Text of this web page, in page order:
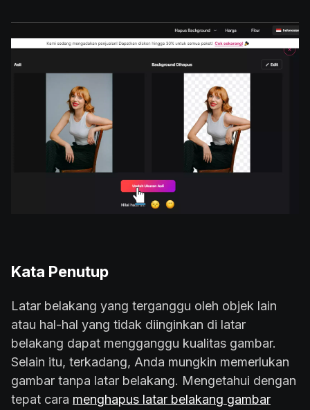
Kata Penutup
Latar belakang yang terganggu oleh objek lain
atau hal-hal yang tidak diinginkan di latar
belakang dapat mengganggu kualitas gambar.
Selain itu, terkadang, Anda mungkin memerlukan
gambar tanpa latar belakang. Mengetahui dengan
tepat cara menghapus latar belakang gambar